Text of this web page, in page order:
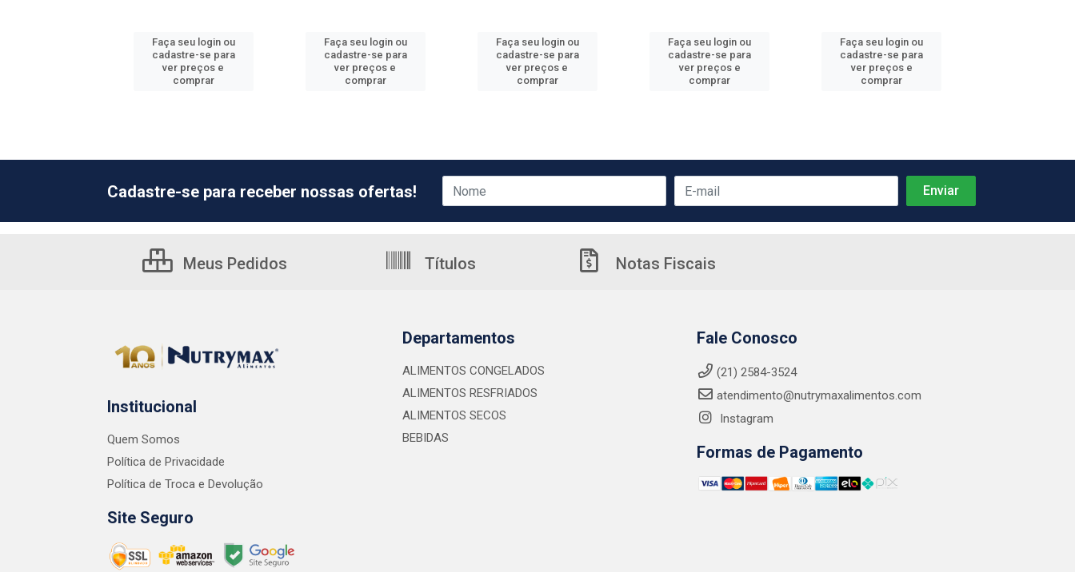
Faça seu login ou
cadastre-se para
ver preços e
comprar
Faça seu login ou
cadastre-se para
ver preços e
comprar
Faça seu login ou
cadastre-se para
ver preços e
comprar
Faça seu login ou
cadastre-se para
ver preços e
comprar
Faça seu login ou
cadastre-se para
ver preços e
comprar
Cadastre-se para receber nossas ofertas!
Meus Pedidos Títulos Notas Fiscais
Institucional
Quem Somos
Política de Privacidade
Política de Troca e Devolução
Site Seguro
Departamentos
ALIMENTOS CONGELADOS
ALIMENTOS RESFRIADOS
ALIMENTOS SECOS
BEBIDAS
Fale Conosco
(21) 2584-3524
atendimento@nutrymaxalimentos.com
Instagram
Formas de Pagamento